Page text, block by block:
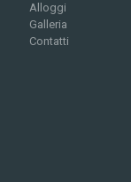
Alloggi
Galleria
Contatti